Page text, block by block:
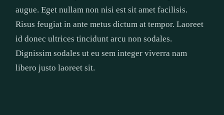
augue. Eget nullam non nisi est sit amet facilisis.
Risus feugiat in ante metus dictum at tempor. Laoreet
id donec ultrices tincidunt arcu non sodales.
Dignissim sodales ut eu sem integer viverra nam
libero justo laoreet sit.